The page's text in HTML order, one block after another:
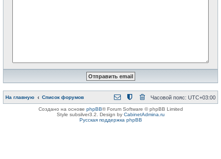
На главную Список форумов Часовой пояс: UTC+03:00
Создано на основе phpBB® Forum Software © phpBB Limited
Style subsilver3.2. Design by CabinetAdmina.ru
Русская поддержка phpBB